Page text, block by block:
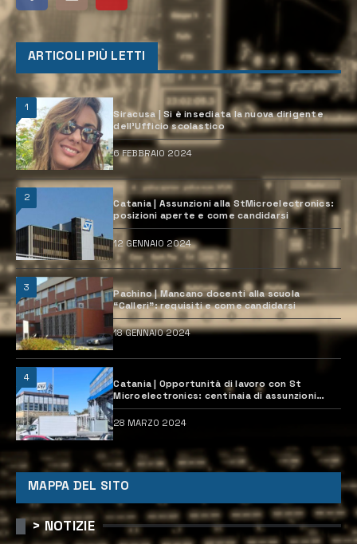
ARTICOLI PIÙ LETTI
1
Siracusa | Si è insediata la nuova dirigente
dell’Ufficio scolastico
6 FEBBRAIO 2024
2
Catania | Assunzioni alla StMicroelectronics:
posizioni aperte e come candidarsi
12 GENNAIO 2024
3
Pachino | Mancano docenti alla scuola
“Calleri”: requisiti e come candidarsi
18 GENNAIO 2024
4
Catania | Opportunità di lavoro con St
Microelectronics: centinaia di assunzioni
previste
28 MARZO 2024
MAPPA DEL SITO
> NOTIZIE